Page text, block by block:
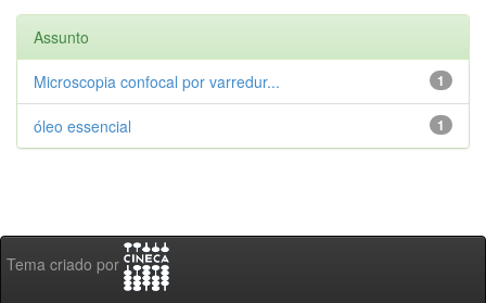
Assunto
1
Microscopia confocal por varredur...
1
óleo essencial
Tema criado por